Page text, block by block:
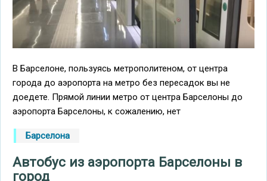
В Барселоне, пользуясь метрополитеном, от центра
города до аэропорта на метро без пересадок вы не
доедете. Прямой линии метро от центра Барселоны до
аэропорта Барселоны, к сожалению, нет
Барселона
Автобус из аэропорта Барселоны в
город